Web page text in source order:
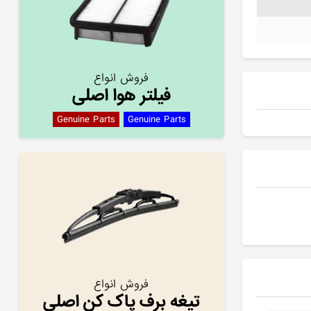
فروش انواع
فیلتر هوا اصلی
Genuine Parts Genuine Parts
فروش انواع
تیغه برف پاک کن اصلی